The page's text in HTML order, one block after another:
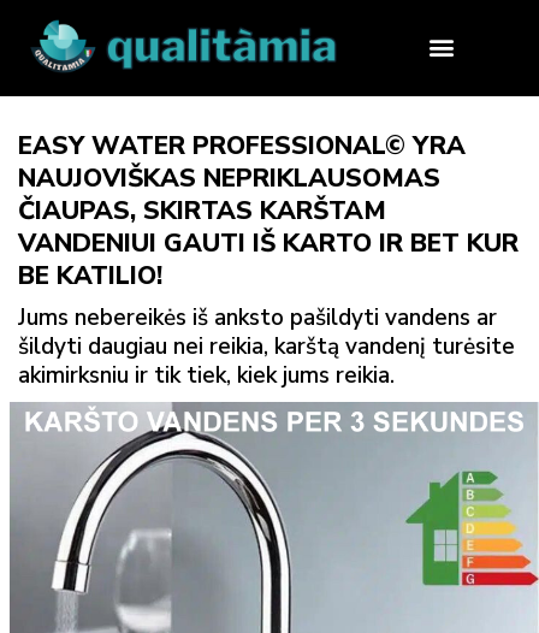
EASY WATER PROFESSIONAL© YRA
NAUJOVIŠKAS NEPRIKLAUSOMAS
ČIAUPAS, SKIRTAS KARŠTAM
VANDENIUI GAUTI IŠ KARTO IR BET KUR
BE KATILIO!
Jums nebereikės iš anksto pašildyti vandens ar
šildyti daugiau nei reikia, karštą vandenį turėsite
akimirksniu ir tik tiek, kiek jums reikia.